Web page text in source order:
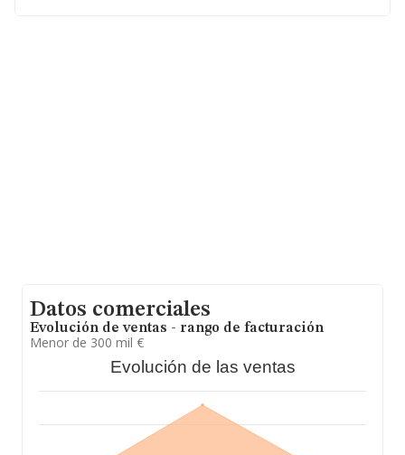
Datos comerciales
Evolución de ventas - rango de facturación
Menor de 300 mil €
Evolución de las ventas